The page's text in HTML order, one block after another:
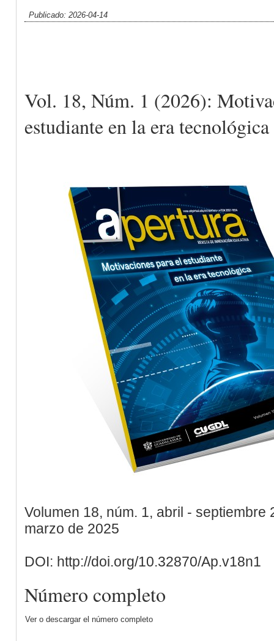
Publicado: 2026-04-14
Vol. 18, Núm. 1 (2026):
estudiante en la era tecnológica
Volumen 18, núm. 1, abril -
marzo de 2025
DOI: http://doi.org/10.32870/Ap.v18n1
Número completo
Ver o descargar el número completo